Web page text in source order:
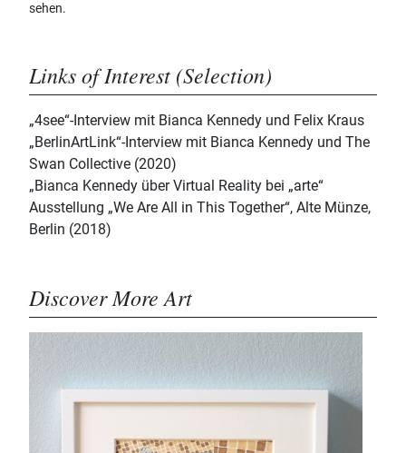
sehen.
Links of Interest (Selection)
„4see“-Interview mit Bianca Kennedy und Felix Kraus
„BerlinArtLink“-Interview mit Bianca Kennedy und The
Swan Collective (2020)
„Bianca Kennedy über Virtual Reality bei „arte“
Ausstellung „We Are All in This Together“, Alte Münze,
Berlin (2018)
Discover More Art